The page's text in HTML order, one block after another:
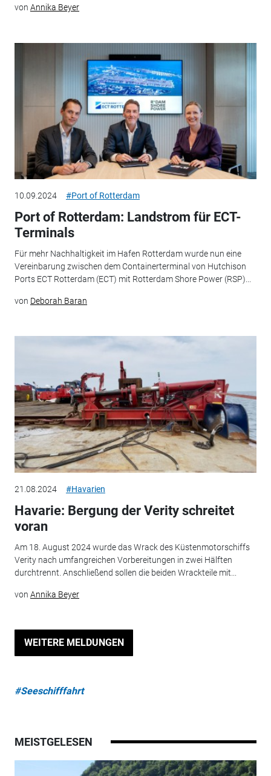
von Annika Beyer
10.09.2024 #Port of Rotterdam
Port of Rotterdam: Landstrom für ECT-
Terminals
Für mehr Nachhaltigkeit im Hafen Rotterdam wurde nun eine
Vereinbarung zwischen dem Containerterminal von Hutchison
Ports ECT Rotterdam (ECT) mit Rotterdam Shore Power (RSP)...
von Deborah Baran
21.08.2024 #Havarien
Havarie: Bergung der Verity schreitet
voran
Am 18. August 2024 wurde das Wrack des Küstenmotorschiffs
Verity nach umfangreichen Vorbereitungen in zwei Hälften
durchtrennt. Anschließend sollen die beiden Wrackteile mit...
von Annika Beyer
WEITERE MELDUNGEN
#Seeschifffahrt
MEISTGELESEN